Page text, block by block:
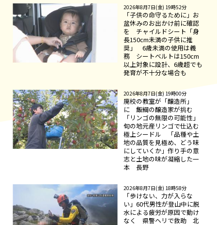
2026年8月7日(金) 19時52分
「子供の命守るために」お
盆休みのお出かけ前に確認
を チャイルドシート「身
長150cm未満の子供に推
奨」 6歳未満の使用は義
務 シートベルトは150cm
以上対象に設計、6歳超でも
発育が不十分な場合も
2026年8月7日(金) 19時00分
廃校の教室が「醸造所」
に 飯綱の醸造家が挑む
「リンゴの無限の可能性」
旬の地元産リンゴで仕込む
極上シードル 「品種や土
地の品質を見極め、どう味
にしていくか」作り手の意
志と土地の味が凝縮した一
本 長野
2026年8月7日(金) 18時58分
「歩けない、力が入らな
い」60代男性が登山中に脱
水による疲労が原因で動け
なく 県警ヘリで救助 北